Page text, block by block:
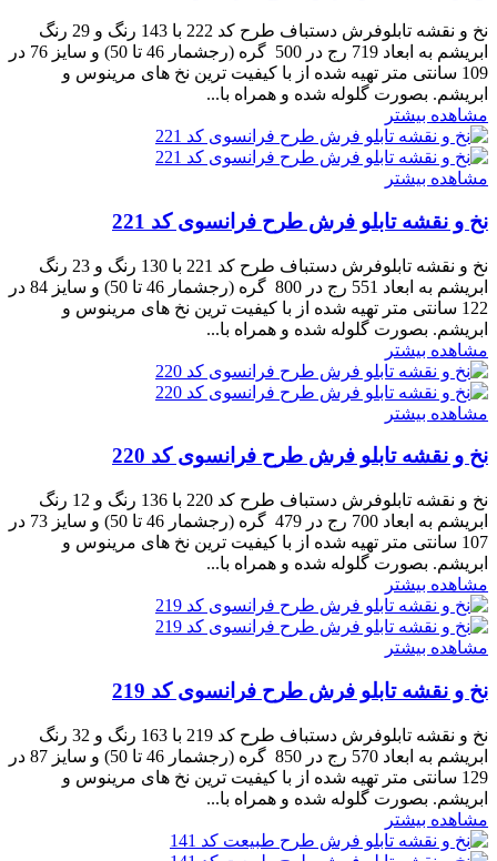
نخ و نقشه تابلوفرش دستباف طرح کد 222 با 143 رنگ و 29 رنگ
ابریشم به ابعاد 719 رج در 500 گره (رجشمار 46 تا 50) و سایز 76 در
109 سانتی متر تهیه شده از با کیفیت ترین نخ های مرینوس و
ابریشم. بصورت گلوله شده و همراه با...
مشاهده بیشتر
مشاهده بیشتر
نخ و نقشه تابلو فرش طرح فرانسوی کد 221
نخ و نقشه تابلوفرش دستباف طرح کد 221 با 130 رنگ و 23 رنگ
ابریشم به ابعاد 551 رج در 800 گره (رجشمار 46 تا 50) و سایز 84 در
122 سانتی متر تهیه شده از با کیفیت ترین نخ های مرینوس و
ابریشم. بصورت گلوله شده و همراه با...
مشاهده بیشتر
مشاهده بیشتر
نخ و نقشه تابلو فرش طرح فرانسوی کد 220
نخ و نقشه تابلوفرش دستباف طرح کد 220 با 136 رنگ و 12 رنگ
ابریشم به ابعاد 700 رج در 479 گره (رجشمار 46 تا 50) و سایز 73 در
107 سانتی متر تهیه شده از با کیفیت ترین نخ های مرینوس و
ابریشم. بصورت گلوله شده و همراه با...
مشاهده بیشتر
مشاهده بیشتر
نخ و نقشه تابلو فرش طرح فرانسوی کد 219
نخ و نقشه تابلوفرش دستباف طرح کد 219 با 163 رنگ و 32 رنگ
ابریشم به ابعاد 570 رج در 850 گره (رجشمار 46 تا 50) و سایز 87 در
129 سانتی متر تهیه شده از با کیفیت ترین نخ های مرینوس و
ابریشم. بصورت گلوله شده و همراه با...
مشاهده بیشتر